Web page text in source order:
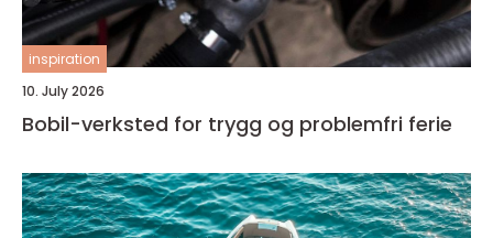
inspiration
10. July 2026
Bobil-verksted for trygg og problemfri ferie